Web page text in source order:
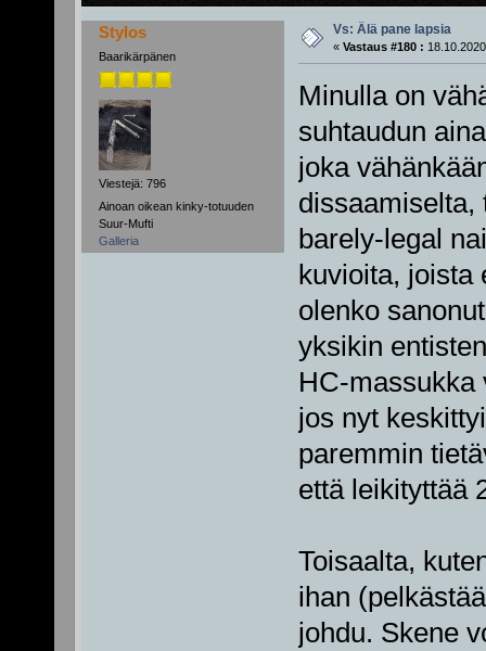
Stylos
Baarikärpänen
Viestejä: 796
Ainoan oikean kinky-totuuden
Suur-Mufti
Galleria
Vs: Älä pane lapsia
« Vastaus #180 :
Minulla on
suhtaudun
joka
dissaamiselta,
barely-legal
kuvioita, joista
olenko
yksikin
HC-massukka
jos nyt
paremmin
että leikityttää
Toisaalta,
ihan
johdu. Skene